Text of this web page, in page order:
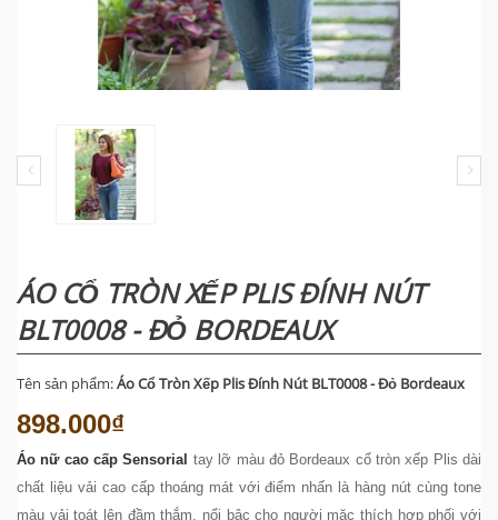
ÁO CỔ TRÒN XẾP PLIS ĐÍNH NÚT
BLT0008 - ĐỎ BORDEAUX
Tên sản phẩm:Áo Cổ Tròn Xếp Plis Đính Nút BLT0008 - Đỏ Bordeaux
898.000₫
Áo nữ cao cấp Sensorial tay lỡ màu đỏ Bordeaux cổ tròn xếp Plis dài
chất liệu vải cao cấp thoáng mát với điểm nhấn là hàng nút cùng tone
màu vải toát lên đầm thắm, nổi bậc cho người mặc thích hợp phối với